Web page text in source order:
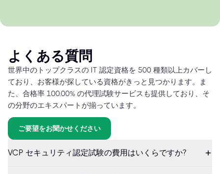
よくある質問
世界中のトップクラスの IT 認定資格を 500 種類以上カバーし
ており、お客様が探している資格がきっと見つかります。ま
た、合格率 100.00% の代理試験サービスも提供しており、そ
の分野のエキスパートが揃っています。
ご要望をお聞かせください
VCP セキュリティ認定試験の費用はいくらですか?